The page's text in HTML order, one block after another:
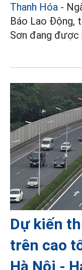
Thanh Hóa -
Báo Lao Động,
Sơn đang được
Dự kiến
trên cao
Hà Nội -